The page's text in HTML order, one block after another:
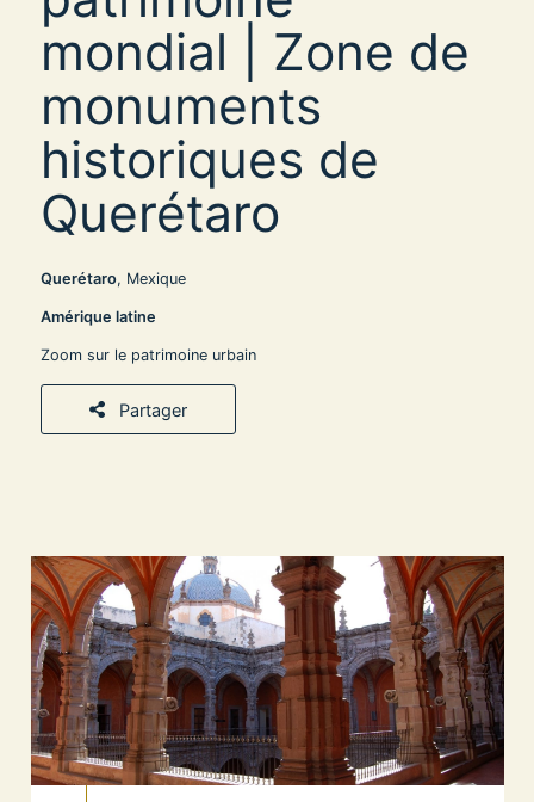
mondial | Zone de
monuments
historiques de
Querétaro
Querétaro, Mexique
Amérique latine
Zoom sur le patrimoine urbain
Partager